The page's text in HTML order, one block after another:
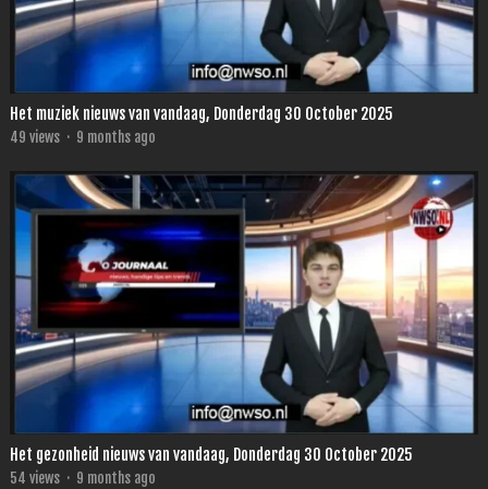
Het muziek nieuws van vandaag, Donderdag 30 October 2025
49 views · 9 months ago
Het gezonheid nieuws van vandaag, Donderdag 30 October 2025
54 views · 9 months ago